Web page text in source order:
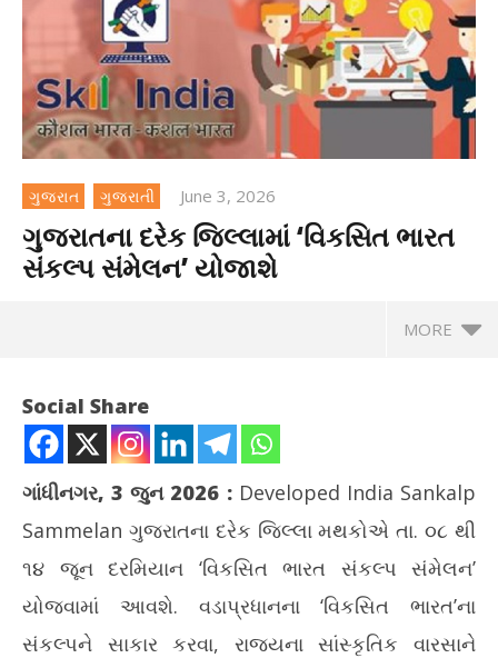
ગુજરાત ગુજરાતી June 3, 2026
ગુજરાતના દરેક જિલ્લામાં ‘વિકસિત ભારત
સંકલ્પ સંમેલન’ યોજાશે
MORE
Social Share
ગાંધીનગર, 3 જુન 2026 : Developed India Sankalp
Sammelan ગુજરાતના દરેક જિલ્લા મથકોએ તા. ૦૮ થી
૧૪ જૂન દરમિયાન ‘વિકસિત ભારત સંકલ્પ સંમેલન’
યોજવામાં આવશે. વડાપ્રધાનના ‘વિકસિત ભારત’ના
સંકલ્પને સાકાર કરવા, રાજ્યના સાંસ્કૃતિક વારસાને